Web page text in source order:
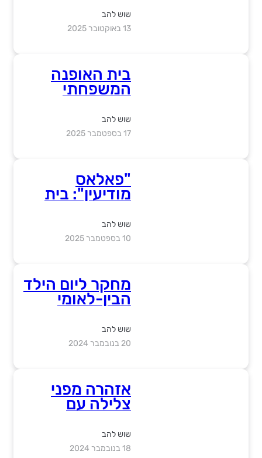
לראשונה
באירופה
שוש להב
13 באוקטובר 2025
בית האופנה
המשפחתי
ומשיק קולקציית
שוש להב
17 בספטמבר 2025
"פאלאס
מודיעין": בית
מקבוצת
שוש להב
10 בספטמבר 2025
מחקר ליום הילד
הבין-לאומי
שוש להב
20 בנובמבר 2024
אזהרה מפני
צלילה עם
תחנת הכח
בחדרה
שוש להב
18 בנובמבר 2024